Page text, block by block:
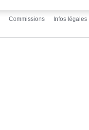
Commissions Infos légales